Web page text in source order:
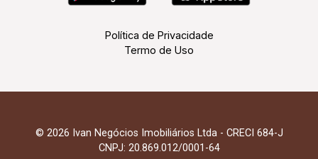
Política de Privacidade
Termo de Uso
© 2026 Ivan Negócios Imobiliários Ltda - CRECI 684-J
CNPJ: 20.869.012/0001-64